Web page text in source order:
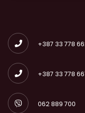
+387 33 778
+387 33 778
062 889 700